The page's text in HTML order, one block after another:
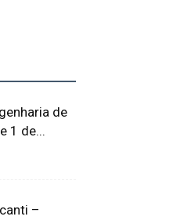
de
1 de...
–